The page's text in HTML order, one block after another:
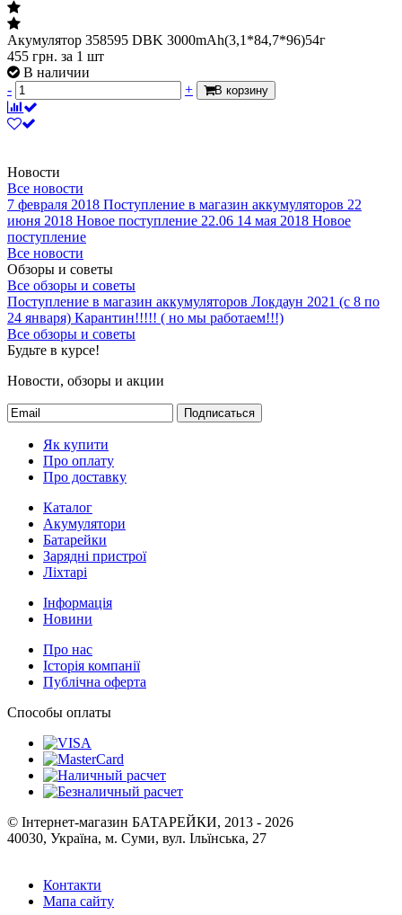
Акумулятор 358595 DBK 3000mAh(3,1*84,7*96)54г
455 грн. за 1 шт
В наличии
-
+ В корзину
Новости
Все новости
7 февраля 2018 Поступление в магазин аккумуляторов 22
июня 2018 Новое поступление 22.06 14 мая 2018 Новое
поступление
Все новости
Обзоры и советы
Все обзоры и советы
Поступление в магазин аккумуляторов Локдаун 2021 (с 8 по
24 января) Карантин!!!!! ( но мы работаем!!!)
Все обзоры и советы
Будьте в курсе!
Новости, обзоры и акции
Подписаться
Як купити
Про оплату
Про доставку
Каталог
Акумулятори
Батарейки
Зарядні пристрої
Ліхтарі
Інформація
Новини
Про нас
Історія компанії
Публічна оферта
Способы оплаты
© Інтернет-магазин БАТАРЕЙКИ, 2013 - 2026
40030, Україна, м. Суми, вул. Ільїнська, 27
Контакти
Мапа сайту